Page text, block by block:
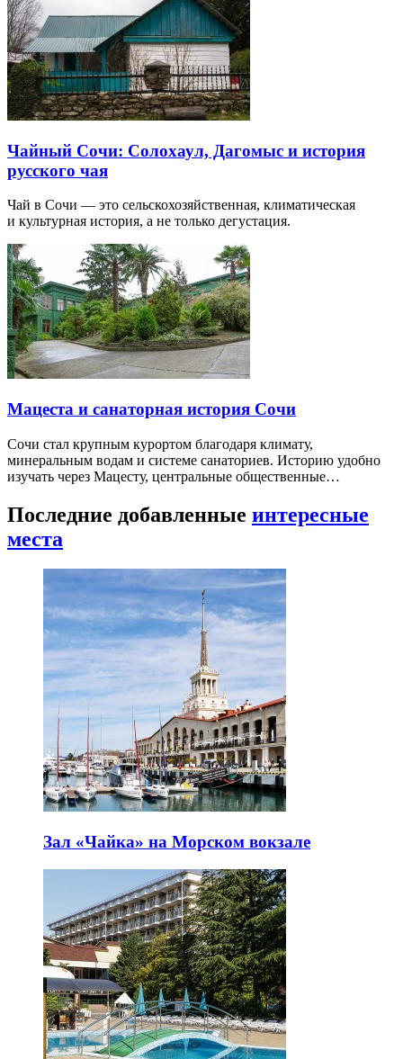
Чайный Сочи: Солохаул, Дагомыс и история
русского чая
Чай в Сочи — это сельскохозяйственная, климатическая
и культурная история, а не только дегустация.
Мацеста и санаторная история Сочи
Сочи стал крупным курортом благодаря климату,
минеральным водам и системе санаториев. Историю удобно
изучать через Мацесту, центральные общественные…
Последние добавленные интересные
места
Зал «Чайка» на Морском вокзале